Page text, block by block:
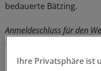
bedauerte Bätzing.
Anmeldeschluss für den
(Internet:
Ihre Privatsphäre ist